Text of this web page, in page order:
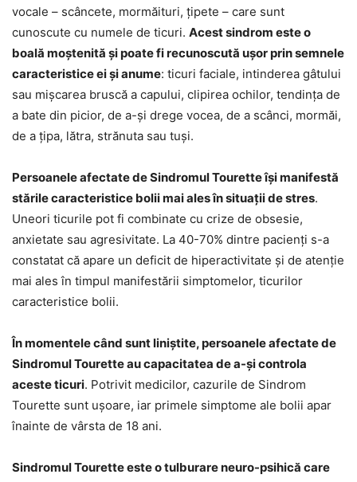
vocale – scâncete, mormăituri, țipete – care sunt
cunoscute cu numele de ticuri. Acest sindrom este o
boală moștenită și poate fi recunoscută ușor prin semnele
caracteristice ei și anume: ticuri faciale, intinderea gâtului
sau mișcarea bruscă a capului, clipirea ochilor, tendința de
a bate din picior, de a-și drege vocea, de a scânci, mormăi,
de a țipa, lătra, strănuta sau tuși.
Persoanele afectate de Sindromul Tourette își manifestă
stările caracteristice bolii mai ales în situații de stres.
Uneori ticurile pot fi combinate cu crize de obsesie,
anxietate sau agresivitate. La 40-70% dintre pacienți s-a
constatat că apare un deficit de hiperactivitate și de atenție
mai ales în timpul manifestării simptomelor, ticurilor
caracteristice bolii.
În momentele când sunt liniștite, persoanele afectate de
Sindromul Tourette au capacitatea de a-și controla
aceste ticuri. Potrivit medicilor, cazurile de Sindrom
Tourette sunt ușoare, iar primele simptome ale bolii apar
înainte de vârsta de 18 ani.
Sindromul Tourette este o tulburare neuro-psihică care